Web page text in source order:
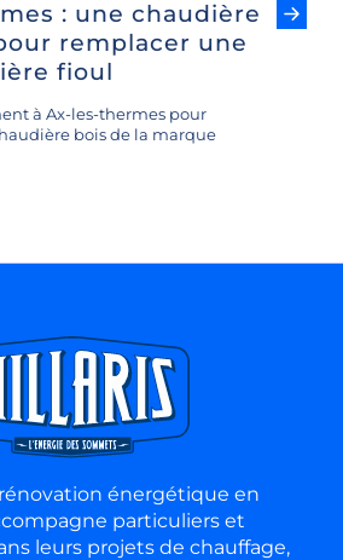
: une chaudière
remplacer une
fioul
à Ax-les-thermes pour
bois de la marque
énergétique en
particuliers et
leurs projets de chauffage,